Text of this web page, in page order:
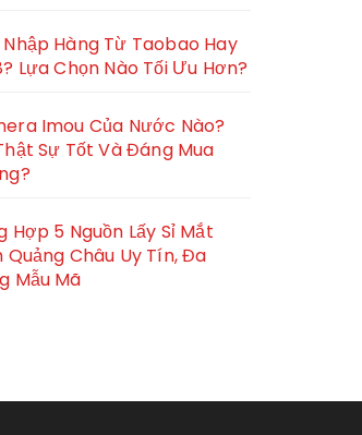
Nhập Hàng Từ Taobao Hay
Lựa Chọn Nào Tối Ưu Hơn?
Imou Của Nước Nào?
Sự Tốt Và Đáng Mua
Hợp 5 Nguồn Lấy Sỉ Mắt
Quảng Châu Uy Tín, Đa
Mẫu Mã